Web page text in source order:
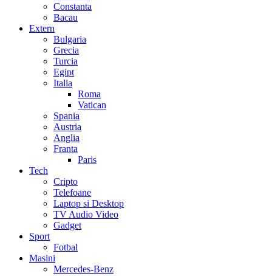
Constanta
Bacau
Extern
Bulgaria
Grecia
Turcia
Egipt
Italia
Roma
Vatican
Spania
Austria
Anglia
Franta
Paris
Tech
Cripto
Telefoane
Laptop si Desktop
TV Audio Video
Gadget
Sport
Fotbal
Masini
Mercedes-Benz